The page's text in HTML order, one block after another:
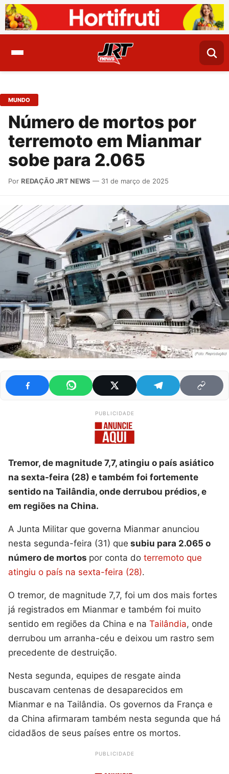
MUNDO
Número de mortos por
terremoto em Mianmar
sobe para 2.065
Por REDAÇÃO JRT NEWS — 31 de março de 2025
PUBLICIDADE
Tremor, de magnitude 7,7, atingiu o país asiático
na sexta-feira (28) e também foi fortemente
sentido na Tailândia, onde derrubou prédios, e
em regiões na China.
A Junta Militar que governa Mianmar anunciou
nesta segunda-feira (31) que subiu para 2.065 o
número de mortos por conta do terremoto que
atingiu o país na sexta-feira (28).
O tremor, de magnitude 7,7, foi um dos mais fortes
já registrados em Mianmar e também foi muito
sentido em regiões da China e na Tailândia, onde
derrubou um arranha-céu e deixou um rastro sem
precedente de destruição.
Nesta segunda, equipes de resgate ainda
buscavam centenas de desaparecidos em
Mianmar e na Tailândia. Os governos da França e
da China afirmaram também nesta segunda que há
cidadãos de seus países entre os mortos.
PUBLICIDADE